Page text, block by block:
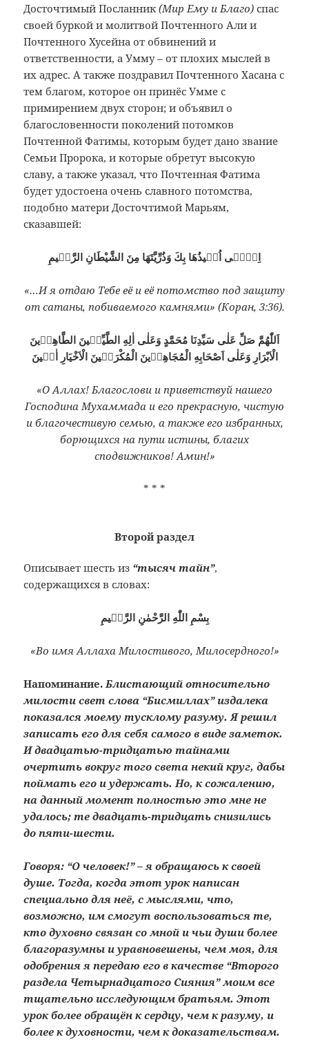
Досточтимый Посланник(Мир Ему и Благо) спас
своей буркой и молитвой Почтенного Али и
Почтенного Хусейна от обвинений и
ответственности, а Умму – от плохих мыслей в
их адрес. А также поздравил Почтенного Хасана с
тем благом, которое он принёс Умме с
примирением двух сторон; и объявил о
благословенности поколений потомков
Почтенной Фатимы, которым будет дано звание
Семьи Пророка, и которые обретут высокую
славу, а также указал, что Почтенная Фатима
будет удостоена очень славного потомства,
подобно матери Досточтимой Марьям,
сказавшей:
«…И я отдаю Тебе её и её потомство под защиту
от сатаны, побиваемого камнями» (Коран, 3:36).
اَللّٰهُمَّ صَلِّ عَلٰى سَيِّدِنَا مُحَمَّدٍ وَعَلٰى اٰلِهِ الطَّيِّبٖينَ الطَّاهِرٖينَ
الْاَبْرَارِ وَعَلٰى اَصْحَابِهِ الْمُجَاهِدٖينَ الْمُكْرَمٖينَ الْاَخْيَارِ اٰمٖينَ
«О Аллах! Благослови и приветствуй нашего
Господина Мухаммада и его прекрасную, чистую
и благочестивую семью, а также его избранных,
борющихся на пути истины, благих
сподвижников! Амин!»
* * *
Второй раздел
Описывает шесть из “тысяч тайн”,
содержащихся в словах:
بِسْمِ اللّٰهِ الرَّحْمٰنِ الرَّحٖيمِ
«Во имя Аллаха Милостивого, Милосердного!»
Напоминание.Блистающий относительно
милости свет слова “Бисмиллах” издалека
показался моему тусклому разуму. Я решил
записать его для себя самого в виде заметок.
И двадцатью-тридцатью тайнами
очертить вокруг того света некий круг, дабы
поймать его и удержать. Но, к сожалению,
на данный момент полностью это мне не
удалось; те двадцать-тридцать снизились
до пяти-шести.
Говоря: “О человек!” – я обращаюсь к своей
душе. Тогда, когда этот урок написан
специально для неё, с мыслями, что,
возможно, им смогут воспользоваться те,
кто духовно связан со мной и чьи души более
благоразумны и уравновешены, чем моя, для
одобрения я передаю его в качестве “Второго
раздела Четырнадцатого Сияния” моим все
тщательно исследующим братьям. Этот
урок более обращён к сердцу, чем к разуму, и
более к духовности, чем к доказательствам.